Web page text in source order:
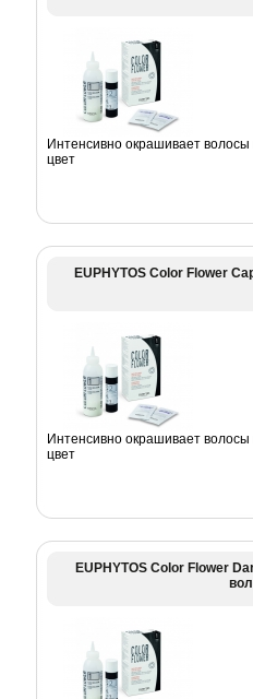
Интенсивно окрашивает волосы
цвет
EUPHYTOS Color Flower
Интенсивно окрашивает волосы
цвет
EUPHYTOS Color Flower